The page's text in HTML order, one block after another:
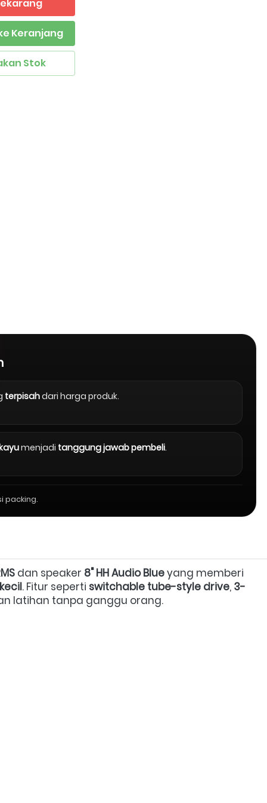
Keranjang
Stok
terpisahdari harga produk.
menjadi tanggung jawab pembeli.
packing.
dan speaker 8" HH Audio Blue
. Fitur seperti switchable tube-style drive, 3-
latihan tanpa ganggu orang.